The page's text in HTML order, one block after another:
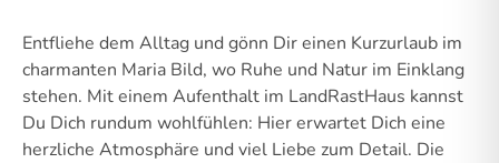
Entfliehe dem Alltag und gönn Dir einen Kurzurlaub im
charmanten Maria Bild, wo Ruhe und Natur im Einklang
stehen. Mit einem Aufenthalt im LandRastHaus kannst
Du Dich rundum wohlfühlen: Hier erwartet Dich eine
herzliche Atmosphäre und viel Liebe zum Detail. Die